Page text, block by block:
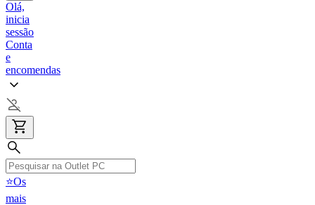
Olá,
inicia
sessão
Conta
e
encomendas
⭐Os
mais